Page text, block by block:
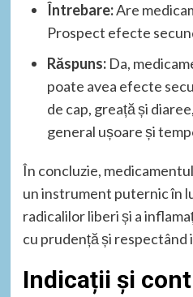
Întrebare:Are
Prospect efecte
Răspuns:Da,
poate avea efecte
de cap, greață și
general ușoare și
În concluzie,
un instrument puternic în
radicalilor liberi și a
cu prudență și
Indicații și